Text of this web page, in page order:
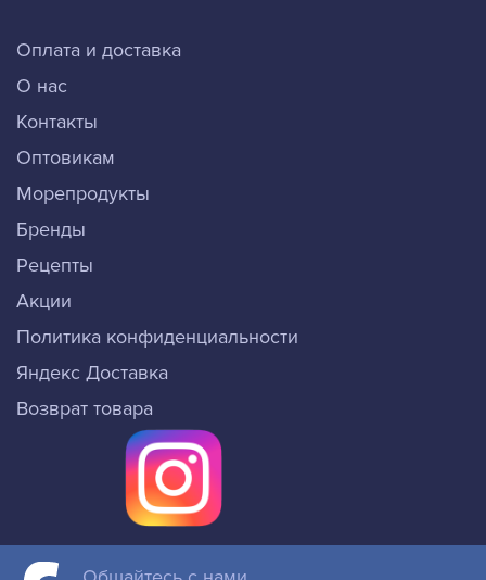
Оплата и доставка
О нас
Контакты
Оптовикам
Морепродукты
Бренды
Рецепты
Акции
Политика конфиденциальности
Яндекс Доставка
Возврат товара